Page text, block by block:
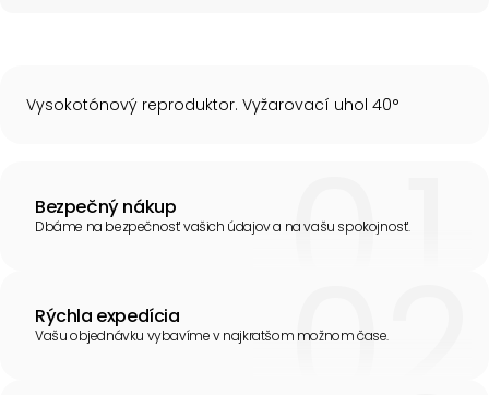
Vysokotónový reproduktor. Vyžarovací uhol 40°
Bezpečný nákup
Dbáme na bezpečnosť vašich údajov a na vašu spokojnosť.
Rýchla expedícia
Vašu objednávku vybavíme v najkratšom možnom čase.